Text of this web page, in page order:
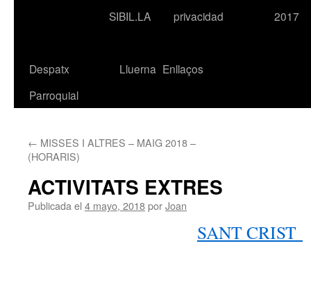
SIBIL.LA
privacidad
2017
Despatx
Parroquial
Lluerna Enllaços
← MISSES I ALTRES – MAIG 2018 –
(HORARIS)
ACTIVITATS EXTRES
Publicada el 4 mayo, 2018porJoan
SANT CRIST